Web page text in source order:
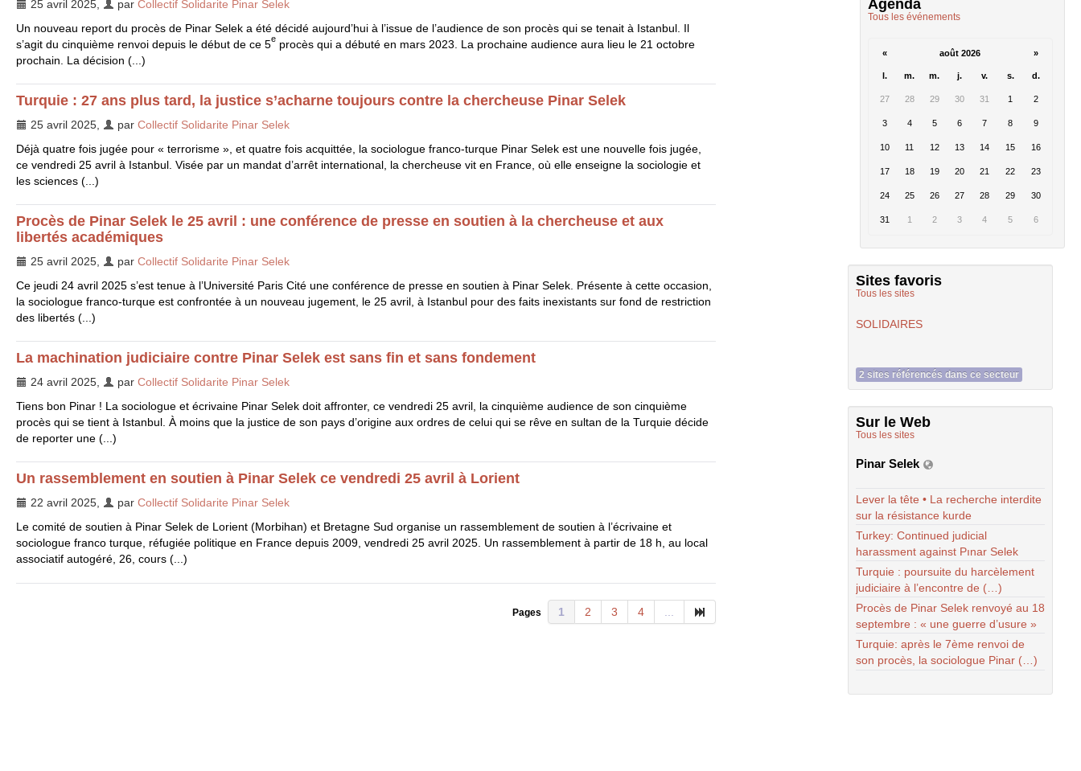
25 avril 2025 par Collectif Solidarite Pinar Selek
Un nouveau report du procès de Pinar Selek a été décidé aujourd’hui à l’issue de l’audience de son procès qui se tenait à Istanbul. Il
s’agit du cinquième renvoi depuis le début de ce 5e procès qui a débuté en mars 2023. La prochaine audience aura lieu le 21 octobre
prochain. La décision (...)
Turquie : 27 ans plus tard, la justice s’acharne toujours contre la chercheuse Pinar Selek
25 avril 2025 par Collectif Solidarite Pinar Selek
Déjà quatre fois jugée pour « terrorisme », et quatre fois acquittée, la sociologue franco-turque Pinar Selek est une nouvelle fois jugée,
ce vendredi 25 avril à Istanbul. Visée par un mandat d’arrêt international, la chercheuse vit en France, où elle enseigne la sociologie et
les sciences (...)
Procès de Pinar Selek le 25 avril : une conférence de presse en soutien à la chercheuse et aux
libertés académiques
25 avril 2025 par Collectif Solidarite Pinar Selek
Ce jeudi 24 avril 2025 s’est tenue à l’Université Paris Cité une conférence de presse en soutien à Pinar Selek. Présente à cette occasion,
la sociologue franco-turque est confrontée à un nouveau jugement, le 25 avril, à Istanbul pour des faits inexistants sur fond de restriction
des libertés (...)
La machination judiciaire contre Pinar Selek est sans fin et sans fondement
24 avril 2025 par Collectif Solidarite Pinar Selek
Tiens bon Pinar ! La sociologue et écrivaine Pinar Selek doit affronter, ce vendredi 25 avril, la cinquième audience de son cinquième
procès qui se tient à Istanbul. À moins que la justice de son pays d’origine aux ordres de celui qui se rêve en sultan de la Turquie décide
de reporter une (...)
Un rassemblement en soutien à Pinar Selek ce vendredi 25 avril à Lorient
22 avril 2025 par Collectif Solidarite Pinar Selek
Le comité de soutien à Pinar Selek de Lorient (Morbihan) et Bretagne Sud organise un rassemblement de soutien à l’écrivaine et
sociologue franco turque, réfugiée politique en France depuis 2009, vendredi 25 avril 2025. Un rassemblement à partir de 18 h, au local
associatif autogéré, 26, cours (...)
Pages 1 2 3 4
Agenda
Tous les événements
« août 2026 »
l. m. m. j. v. s. d.
27 28 29 30 31 1 2
3 4 5 6 7 8 9
10 11 12 13 14 15 16
17 18 19 20 21 22 23
24 25 26 27 28 29 30
31 1 2 3 4 5 6
Sites favoris
Tous les sites
SOLIDAIRES
2 sites référencés dans ce secteur
Sur le Web
Tous les sites
Pinar Selek
Lever la tête • La recherche interdite
sur la résistance kurde
Turkey: Continued judicial
harassment against Pınar Selek
Turquie : poursuite du harcèlement
judiciaire à l’encontre de (…)
Procès de Pinar Selek renvoyé au 18
septembre : « une guerre d’usure »
Turquie: après le 7ème renvoi de
son procès, la sociologue Pinar (…)